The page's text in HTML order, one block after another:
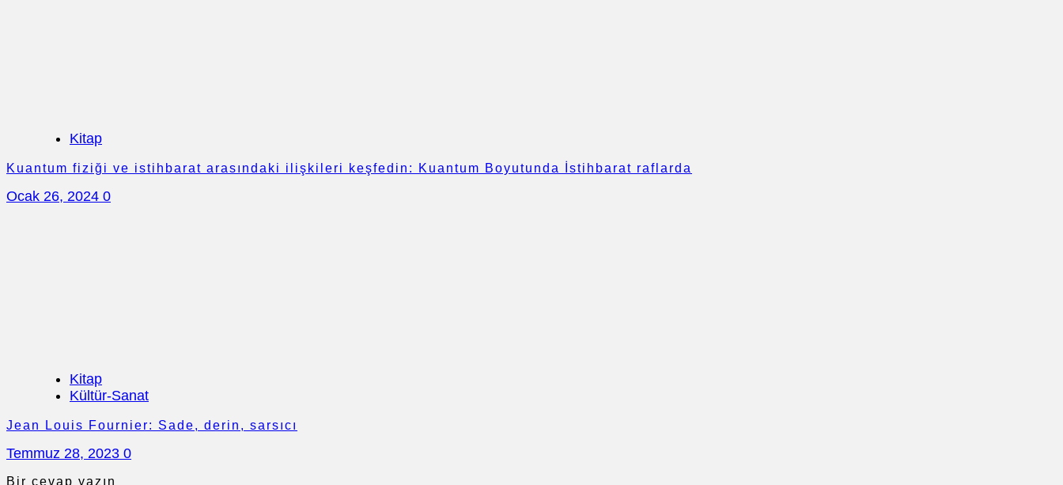
Kitap
Kuantum fiziği ve istihbarat arasındaki ilişkileri keşfedin: Kuantum Boyutunda İstihbarat raflarda
Ocak 26, 2024 0
Kitap
Kültür-Sanat
Jean Louis Fournier: Sade, derin, sarsıcı
Temmuz 28, 2023 0
Bir cevap yazın